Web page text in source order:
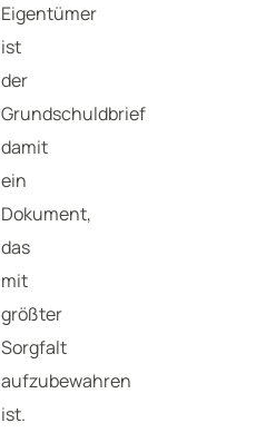
Eigentümer
ist
der
Grundschuldbrief
damit
ein
Dokument,
das
mit
größter
Sorgfalt
aufzubewahren
ist.